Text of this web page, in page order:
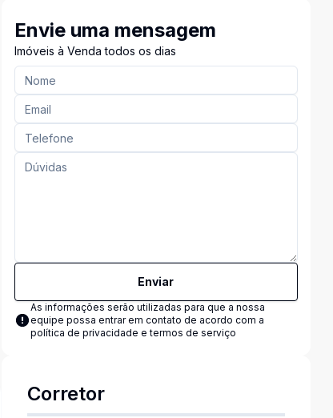
Envie uma mensagem
Imóveis à Venda todos os dias
Enviar
As informações serão utilizadas para que a nossa
equipe possa entrar em contato de acordo com a
política de privacidade e termos de serviço
Corretor